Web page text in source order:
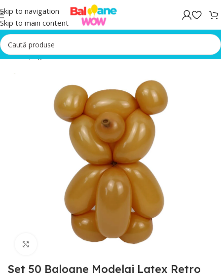
Skip to navigation
Skip to main content
Prima pagină/Baloane latex
Faceți click pentru a mări
Set 50 Baloane Modelaj Latex Retro